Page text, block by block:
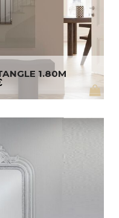
1.80M